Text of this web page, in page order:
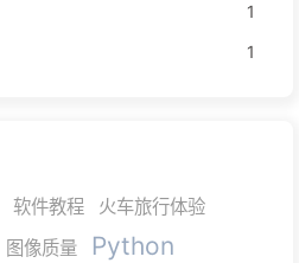
1
1
软件教程 火车旅行体验
图像质量 Python